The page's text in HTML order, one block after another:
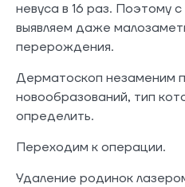
невуса в 16 раз. Поэтому
выявляем даже
перерождения.
Дерматоскоп незаменим
новообразований, тип
определить.
Переходим к операции.
Удаление родинок